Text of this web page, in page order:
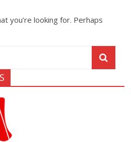
you’re looking for. Perhaps